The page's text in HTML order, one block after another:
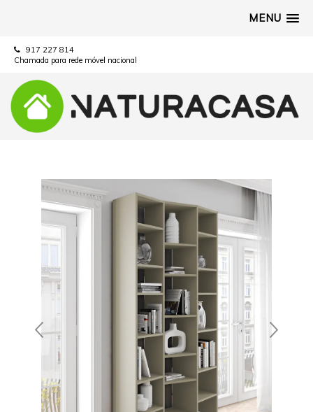
MENU
917 227 814
Chamada para rede móvel nacional